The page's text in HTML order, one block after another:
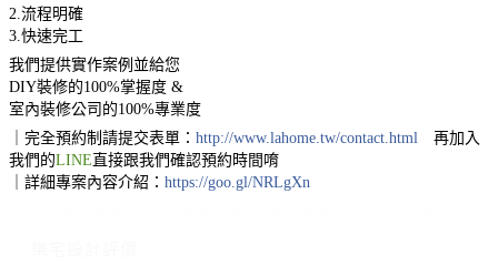
2.流程明確
3.快速完工
我們提供實作案例並給您
DIY裝修的100%掌握度 &
室內裝修公司的100%專業度
｜完全預約制請提交表單： http://www.lahome.tw/contact.html
再加入
我們的LINE 直接跟我們確認預約時間 唷
｜詳細專案內容介紹： https://goo.gl/NRLgXn